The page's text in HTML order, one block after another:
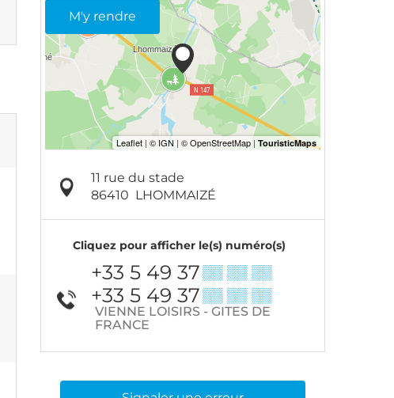
M'y rendre
11 rue du stade
86410 LHOMMAIZÉ
Cliquez pour afficher le(s) numéro(s)
+33 5 49 37▒▒ ▒▒ ▒▒
+33 5 49 37▒▒ ▒▒ ▒▒
VIENNE LOISIRS - GITES DE
FRANCE